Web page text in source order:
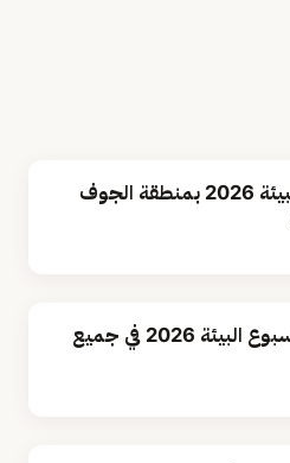
اختتام فعاليات أسبوع البيئة 2026 بمنطقة الجوف
اليوم.. انطلاق فعاليات أسبوع البيئة 2026 في جميع